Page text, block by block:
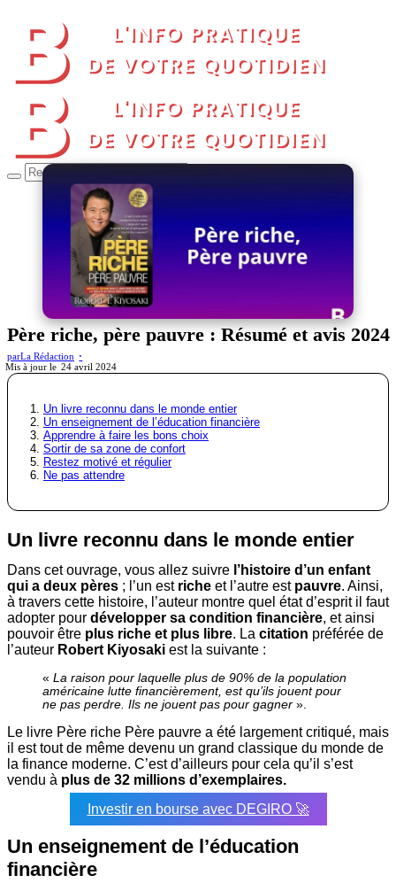
Père riche, père pauvre : Résumé et avis 2024
parLa Rédaction
24 avril 2024
Un livre reconnu dans le monde entier
Un enseignement de l’éducation financière
Apprendre à faire les bons choix
Sortir de sa zone de confort
Restez motivé et régulier
Ne pas attendre
Un livre reconnu dans le monde entier
Dans cet ouvrage, vous allez suivre l’histoire d’un enfant
qui a deux pères ; l’un est riche et l’autre est pauvre. Ainsi,
à travers cette histoire, l’auteur montre quel état d’esprit il faut
adopter pour développer sa condition financière, et ainsi
pouvoir être plus riche et plus libre. La citation préférée de
l’auteur Robert Kiyosaki est la suivante :
« La raison pour laquelle plus de 90% de la population
américaine lutte financièrement, est qu’ils jouent pour
ne pas perdre. Ils ne jouent pas pour gagner ».
Le livre Père riche Père pauvre a été largement critiqué, mais
il est tout de même devenu un grand classique du monde de
la finance moderne. C’est d’ailleurs pour cela qu’il s’est
vendu à plus de 32 millions d’exemplaires.
Investir en bourse avec DEGIRO 🚀
Un enseignement de l’éducation
financière